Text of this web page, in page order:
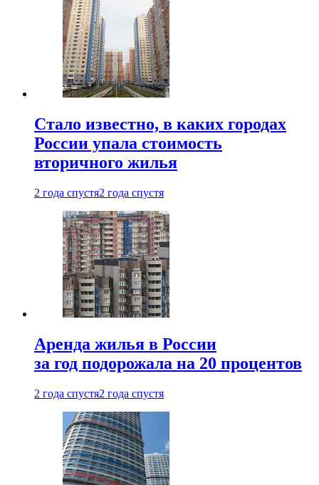
Стало известно, в каких городах
России упала стоимость
вторичного жилья
2 года спустя2 года спустя
Аренда жилья в России
за год подорожала на 20 процентов
2 года спустя2 года спустя